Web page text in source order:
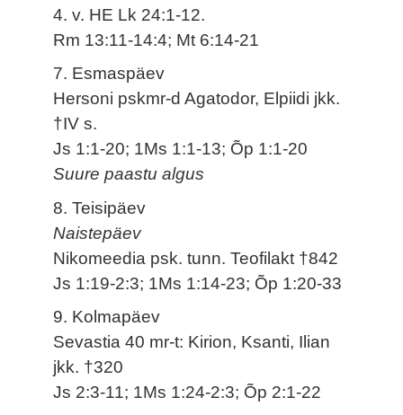
4. v. HE Lk 24:1-12.
Rm 13:11-14:4; Mt 6:14-21
7. Esmaspäev
Hersoni pskmr-d Agatodor, Elpiidi jkk.
†IV s.
Js 1:1-20; 1Ms 1:1-13; Õp 1:1-20
Suure paastu algus
8. Teisipäev
Naistepäev
Nikomeedia psk. tunn. Teofilakt †842
Js 1:19-2:3; 1Ms 1:14-23; Õp 1:20-33
9. Kolmapäev
Sevastia 40 mr-t: Kirion, Ksanti, Ilian
jkk. †320
Js 2:3-11; 1Ms 1:24-2:3; Õp 2:1-22